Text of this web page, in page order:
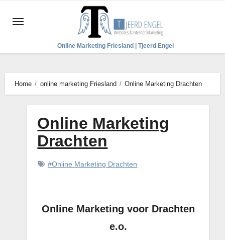
naar
Online Marketing Friesland | Tjeerd Engel
Home online marketing Friesland Online Marketing Drachten
Online Marketing
Drachten
#Online Marketing Drachten
Online Marketing voor Drachten
e.o.